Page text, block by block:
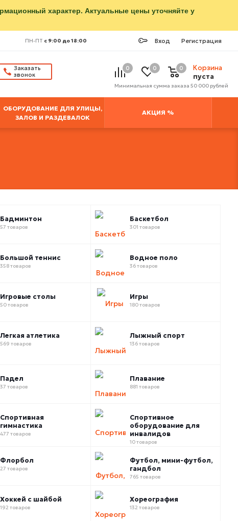
характер. Актуальные цены уточняйте у
Вход Регистрация
ПН-ПТ с 9:00 до 18:00
Заказать
звонок
0 0
Корзина
пуста
0
Минимальная сумма заказа 50 000 рублей
ОБОРУДОВАНИЕ ДЛЯ УЛИЦЫ,
ЗАЛОВ И РАЗДЕВАЛОК
АКЦИЯ %
Бадминтон
57 товаров
Баскетбол
301 товаров
Большой теннис
358 товаров
Водное поло
36 товаров
Игровые столы
50 товаров
Игры
180 товаров
Легкая атлетика
569 товаров
Лыжный спорт
136 товаров
Падел
37 товаров
Плавание
881 товаров
Спортивная
гимнастика
477 товаров
Спортивное
оборудование для
инвалидов
10 товаров
Флорбол
27 товаров
Футбол, мини-футбол,
гандбол
765 товаров
Хоккей с шайбой
192 товаров
Хореография
132 товаров